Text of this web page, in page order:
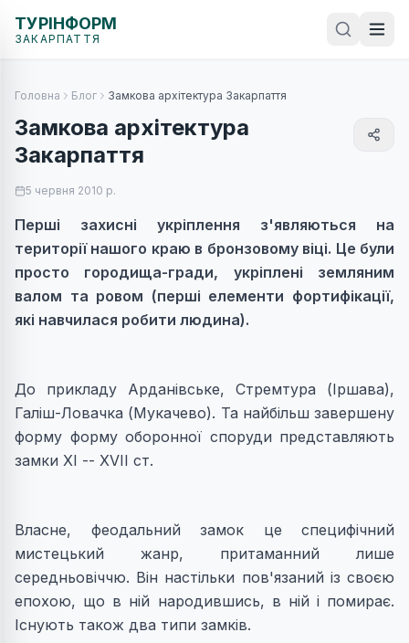
ТУРІНФОРМ
ЗАКАРПАТТЯ
Головна Блог Замкова архітектура Закарпаття
Замкова архітектура
Закарпаття
5 червня 2010 р.
Перші захисні укріплення з'являються на
території нашого краю в бронзовому віці. Це були
просто городища-гради, укріплені земляним
валом та ровом (перші елементи фортифікації,
які навчилася робити людина).
До прикладу Арданівське, Стремтура (Іршава),
Галіш-Ловачка (Мукачево). Та найбільш завершену
форму форму оборонної споруди представляють
замки ХІ -- ХVІІ ст.
Власне, феодальний замок це специфічний
мистецький жанр, притаманний лише
середньовіччю. Він настільки пов'язаний із своєю
епохою, що в ній народившись, в ній і помирає.
Існують також два типи замків.